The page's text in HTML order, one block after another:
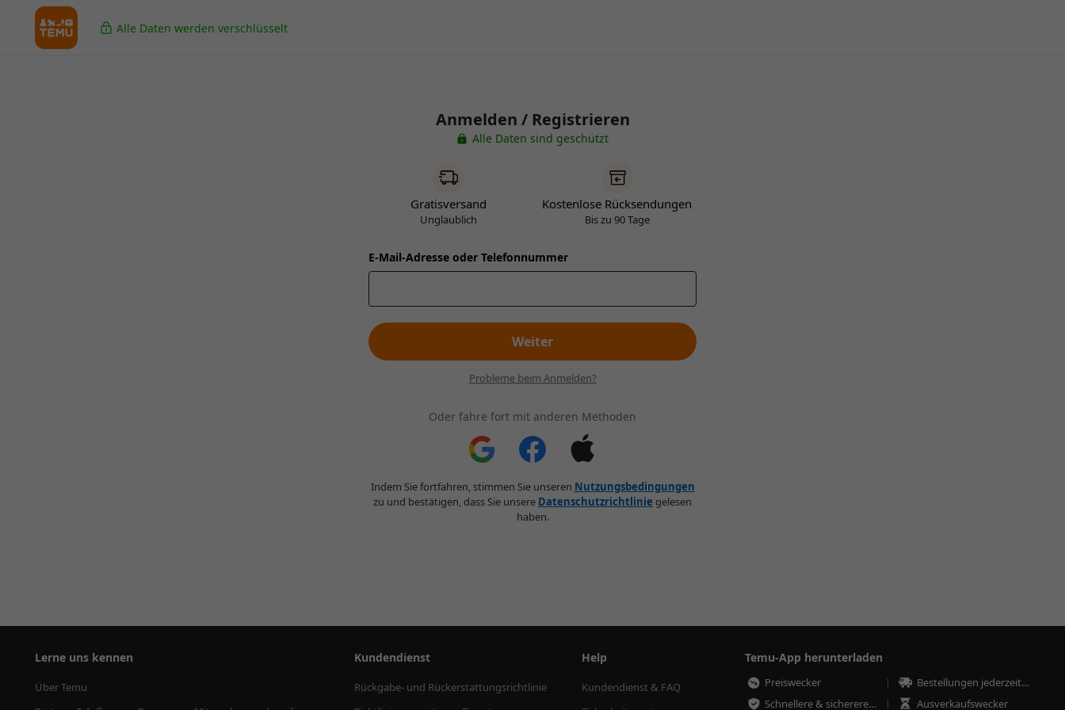
Alle Daten werden verschlüsselt
Anmelden / Registrieren
Alle Daten sind geschützt
Gratisversand
Unglaublich
Kostenlose Rücksendungen
Bis zu 90 Tage
E-Mail-Adresse oder Telefonnummer
Weiter
Probleme beim Anmelden?
Oder fahre fort mit anderen Methoden
Indem Sie fortfahren, stimmen Sie unseren Nutzungsbedingungen
zu und bestätigen, dass Sie unsere Datenschutzrichtlinie gelesen
haben.
Lerne uns kennen
Über Temu
Kundendienst
Rückgabe- und Rückerstattungsrichtlinie
Help
Kundendienst & FAQ
Temu-App herunterladen
Preiswecker
Bestellungen jederzeit nachverfolgen
Schnellere & sicherere Bestellungen
Ausverkaufswecker